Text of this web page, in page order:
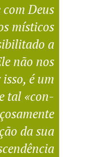
Deus
místicos
a
não nos
é um
tal «con-
da sua